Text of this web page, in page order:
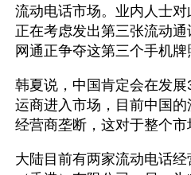
流动电话市场。业内人士
正在考虑发出第三张流动
网通正争夺这第三个手机牌
韩夏说，中国肯定会在发
运商进入市场，目前中国
经营商垄断，这对于整个市
大陆目前有两家流动电话经